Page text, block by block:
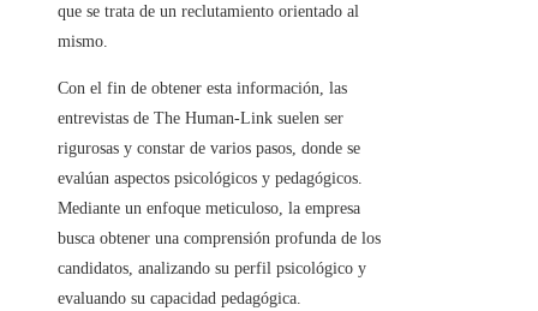
que se trata de un reclutamiento orientado al
mismo.
Con el fin de obtener esta información, las
entrevistas de The Human-Link suelen ser
rigurosas y constar de varios pasos, donde se
evalúan aspectos psicológicos y pedagógicos.
Mediante un enfoque meticuloso, la empresa
busca obtener una comprensión profunda de los
candidatos, analizando su perfil psicológico y
evaluando su capacidad pedagógica.